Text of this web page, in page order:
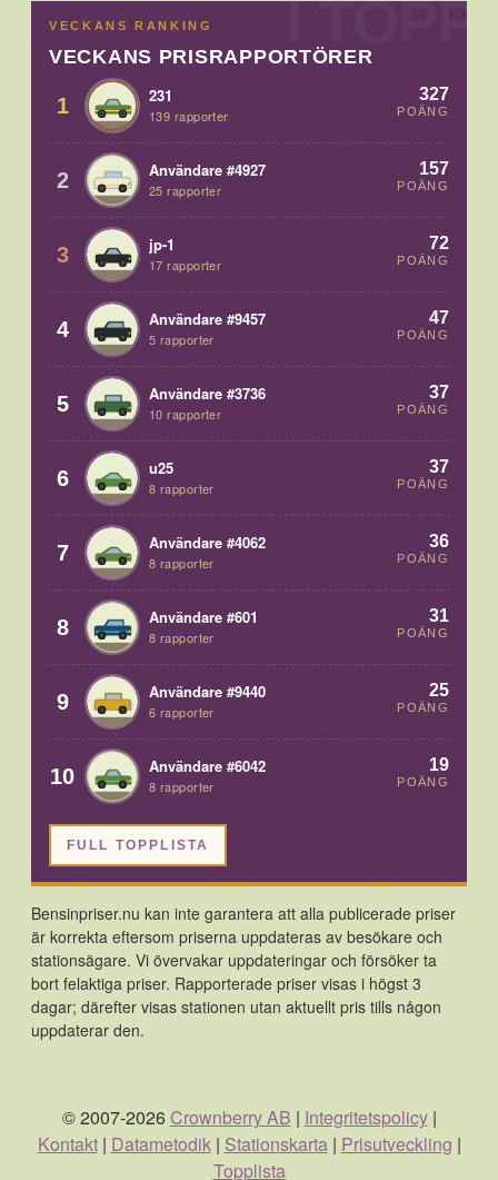
VECKANS RANKING
VECKANS PRISRAPPORTÖRER
1 231
139 rapporter
327
POÄNG
2 Användare #4927
25 rapporter
157
POÄNG
3 jp-1
17 rapporter
72
POÄNG
4 Användare #9457
5 rapporter
47
POÄNG
5 Användare #3736
10 rapporter
37
POÄNG
6 u25
8 rapporter
37
POÄNG
7 Användare #4062
8 rapporter
36
POÄNG
8 Användare #601
8 rapporter
31
POÄNG
9 Användare #9440
6 rapporter
25
POÄNG
10 Användare #6042
8 rapporter
19
POÄNG
FULL TOPPLISTA
Bensinpriser.nu kan inte garantera att alla publicerade priser
är korrekta eftersom priserna uppdateras av besökare och
stationsägare. Vi övervakar uppdateringar och försöker ta
bort felaktiga priser. Rapporterade priser visas i högst 3
dagar; därefter visas stationen utan aktuellt pris tills någon
uppdaterar den.
© 2007-2026 Crownberry AB | Integritetspolicy|
Kontakt| Datametodik| Stationskarta| Prisutveckling |
Topplista